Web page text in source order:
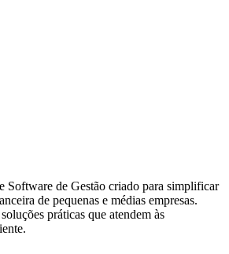
Software de Gestão criado para simplificar
de pequenas e médias empresas.
práticas que atendem às